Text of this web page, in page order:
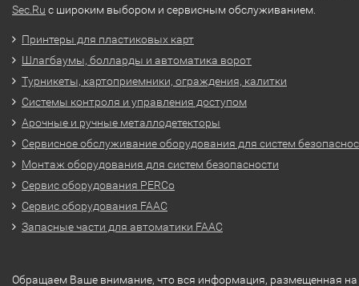
Sec.Ru с широким выбором и сервисным обслуживанием.
Принтеры для пластиковых карт
Шлагбаумы, болларды и автоматика ворот
Турникеты, картоприемники, ограждения, калитки
Системы контроля и управления доступом
Арочные и ручные металлодетекторы
Сервисное обслуживание оборудования для систем
Монтаж оборудования для систем безопасности
Сервис оборудования PERCo
Сервис оборудования FAAC
Запасные части для автоматики FAAC
Обращаем Ваше внимание, что вся информация, размещенная на